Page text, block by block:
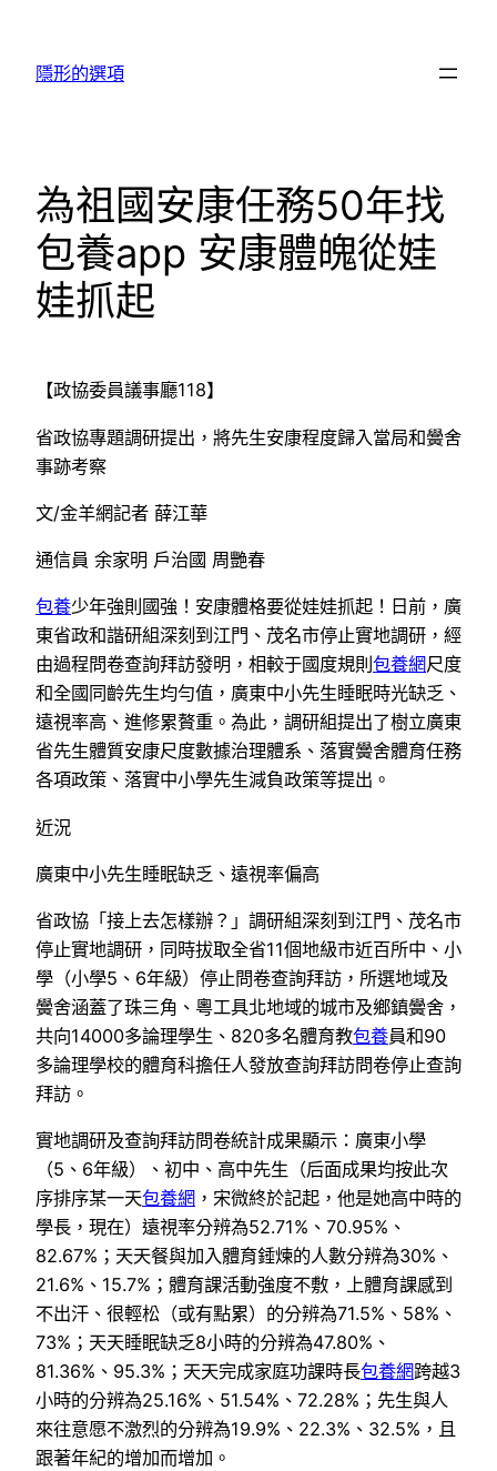
隱形的選項
為祖國安康任務50年找
包養app 安康體魄從娃
娃抓起
【政協委員議事廳118】
省政協專題調研提出，將先生安康程度歸入當局和黌舍
事跡考察
文/金羊網記者 薛江華
通信員 余家明 戶治國 周艷春
包養少年強則國強！安康體格要從娃娃抓起！日前，廣
東省政和諧研組深刻到江門、茂名市停止實地調研，經
由過程問卷查詢拜訪發明，相較于國度規則 包養網尺度
和全國同齡先生均勻值，廣東中小先生睡眠時光缺乏、
遠視率高、進修累贅重。為此，調研組提出了樹立廣東
省先生體質安康尺度數據治理體系、落實黌舍體育任務
各項政策、落實中小學先生減負政策等提出。
近況
廣東中小先生睡眠缺乏、遠視率偏高
省政協「接上去怎樣辦？」調研組深刻到江門、茂名市
停止實地調研，同時拔取全省11個地級市近百所中、小
學（小學5、6年級）停止問卷查詢拜訪，所選地域及
黌舍涵蓋了珠三角、粵工具北地域的城市及鄉鎮黌舍，
共向14000多論理學生、820多名體育教包養員和90
多論理學校的體育科擔任人發放查詢拜訪問卷停止查詢
拜訪。
實地調研及查詢拜訪問卷統計成果顯示：廣東小學
（5、6年級）、初中、高中先生（后面成果均按此次
序排序某一天包養網 ，宋微終於記起，他是她高中時的
學長，現在）遠視率分辨為52.71%、70.95%、
82.67%；天天餐與加入體育錘煉的人數分辨為30%、
21.6%、15.7%；體育課活動強度不敷，上體育課感到
不出汗、很輕松（或有點累）的分辨為71.5%、58%、
73%；天天睡眠缺乏8小時的分辨為47.80%、
81.36%、95.3%；天天完成家庭功課時長包養網跨越3
小時的分辨為25.16%、51.54%、72.28%；先生與人
來往意愿不激烈的分辨為19.9%、22.3%、32.5%，且
跟著年紀的增加而增加。